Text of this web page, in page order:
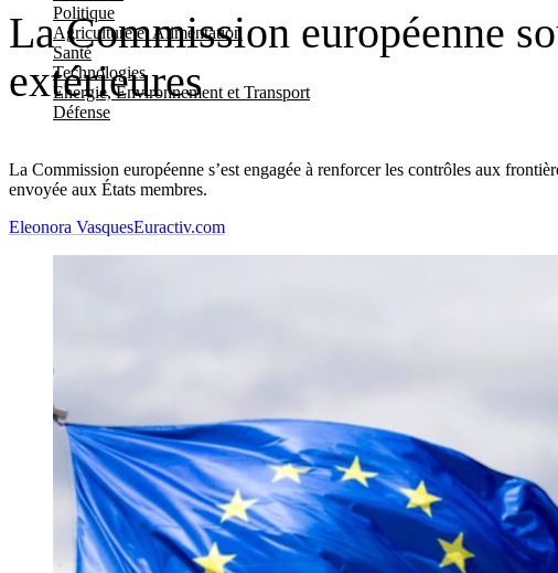
Politique
Agriculture et Alimentation
Santé
Technologies
Energie, Environnement et Transport
Défense
La Commission européenne
extérieures
La Commission européenne s’est engagée à renforcer les contrôles aux
envoyée aux États membres.
Eleonora VasquesEuractiv.com